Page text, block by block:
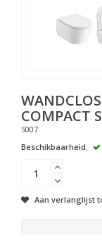
COMPACT
5007
Beschikbaarheid:
Aan verlanglijst